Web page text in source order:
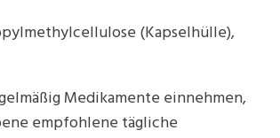
(Kapselhülle),
Medikamente einnehmen,
empfohlene tägliche